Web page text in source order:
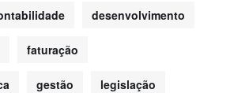
desenvolvimento
faturação
gestão legislação